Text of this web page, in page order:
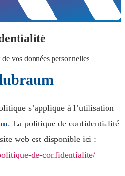
vos données personnelles
s’applique à l’utilisation
. La politique de confidentialité
web est disponible ici :
de-confidentialite/